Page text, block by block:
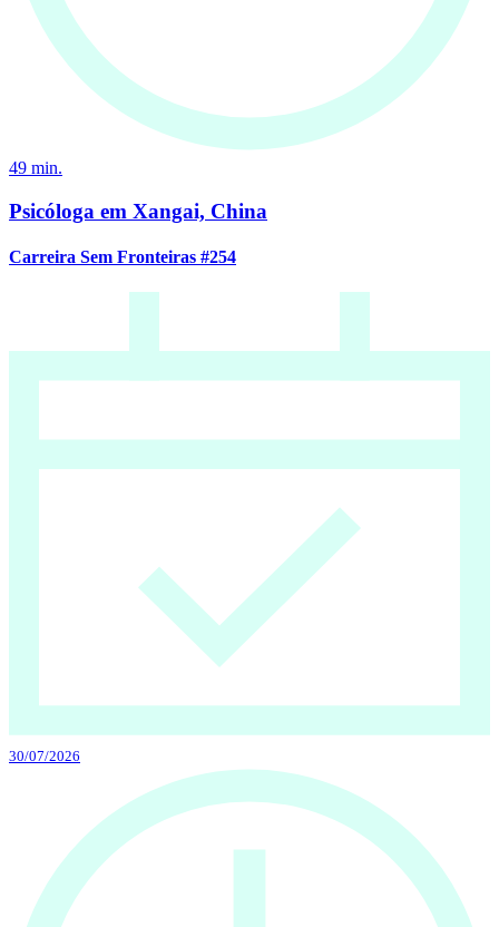
49 min.
Psicóloga em Xangai, China
Carreira Sem Fronteiras #254
30/07/2026